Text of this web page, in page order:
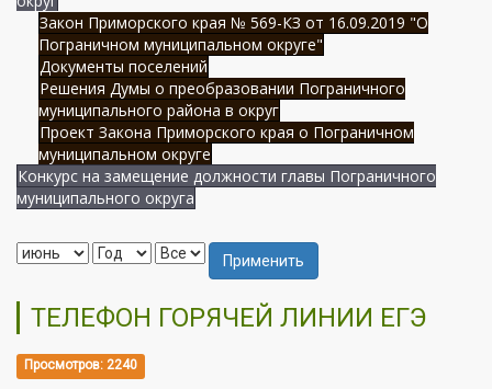
Закон Приморского края № 569-КЗ от 16.09.2019 "О
Пограничном муниципальном округе"
Документы поселений
Решения Думы о преобразовании Пограничного
муниципального района в округ
Проект Закона Приморского края о Пограничном
муниципальном округе
Конкурс на замещение должности главы Пограничного
муниципального округа
Применить
ТЕЛЕФОН ГОРЯЧЕЙ ЛИНИИ ЕГЭ
Просмотров: 2240